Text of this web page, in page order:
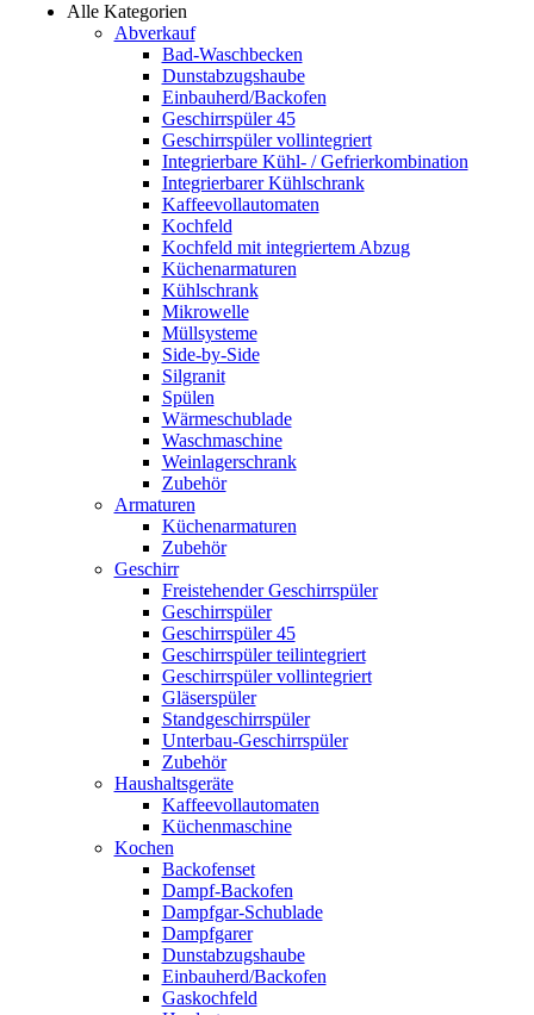
Alle Kategorien
Abverkauf
Bad-Waschbecken
Dunstabzugshaube
Einbauherd/Backofen
Geschirrspüler 45
Geschirrspüler vollintegriert
Integrierbare Kühl- / Gefrierkombination
Integrierbarer Kühlschrank
Kaffeevollautomaten
Kochfeld
Kochfeld mit integriertem Abzug
Küchenarmaturen
Kühlschrank
Mikrowelle
Müllsysteme
Side-by-Side
Silgranit
Spülen
Wärmeschublade
Waschmaschine
Weinlagerschrank
Zubehör
Armaturen
Küchenarmaturen
Zubehör
Geschirr
Freistehender Geschirrspüler
Geschirrspüler
Geschirrspüler 45
Geschirrspüler teilintegriert
Geschirrspüler vollintegriert
Gläserspüler
Standgeschirrspüler
Unterbau-Geschirrspüler
Zubehör
Haushaltsgeräte
Kaffeevollautomaten
Küchenmaschine
Kochen
Backofenset
Dampf-Backofen
Dampfgar-Schublade
Dampfgarer
Dunstabzugshaube
Einbauherd/Backofen
Gaskochfeld